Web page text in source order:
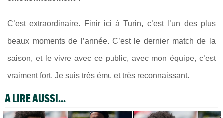
C’est extraordinaire. Finir ici à Turin, c’est l’un des plus
beaux moments de l’année. C’est le dernier match de la
saison, et le vivre avec ce public, avec mon équipe, c’est
vraiment fort. Je suis très ému et très reconnaissant.
A LIRE AUSSI...